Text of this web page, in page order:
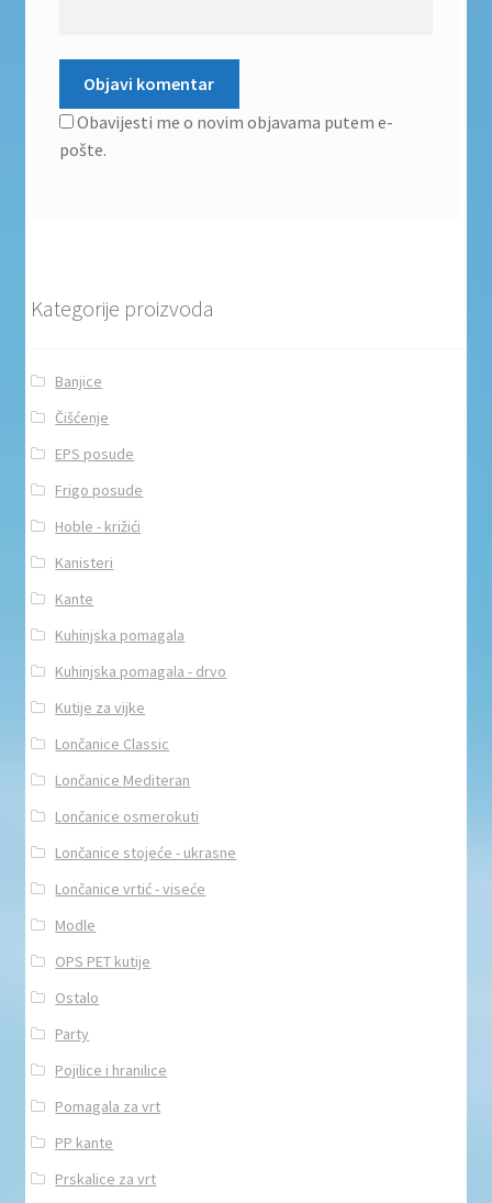
Obavijesti me o novim objavama putem e-
pošte.
Kategorije proizvoda
Banjice
Čišćenje
EPS posude
Frigo posude
Hoble - križići
Kanisteri
Kante
Kuhinjska pomagala
Kuhinjska pomagala - drvo
Kutije za vijke
Lončanice Classic
Lončanice Mediteran
Lončanice osmerokuti
Lončanice stojeće - ukrasne
Lončanice vrtić - viseće
Modle
OPS PET kutije
Ostalo
Party
Pojilice i hranilice
Pomagala za vrt
PP kante
Prskalice za vrt